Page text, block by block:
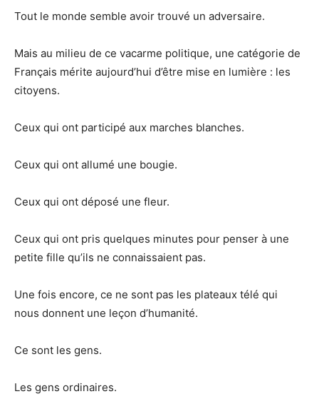
Tout le monde semble avoir trouvé un adversaire.
Mais au milieu de ce vacarme politique, une catégorie de
Français mérite aujourd’hui d’être mise en lumière : les
citoyens.
Ceux qui ont participé aux marches blanches.
Ceux qui ont allumé une bougie.
Ceux qui ont déposé une fleur.
Ceux qui ont pris quelques minutes pour penser à une
petite fille qu’ils ne connaissaient pas.
Une fois encore, ce ne sont pas les plateaux télé qui
nous donnent une leçon d’humanité.
Ce sont les gens.
Les gens ordinaires.